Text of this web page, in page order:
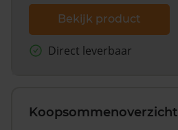
Bekijk product
Direct leverbaar
Koopsommenoverzicht